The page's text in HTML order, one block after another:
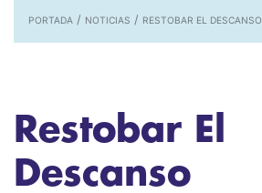
PORTADA / NOTICIAS / RESTOBAR EL DESCANSO
Restobar El
Descanso